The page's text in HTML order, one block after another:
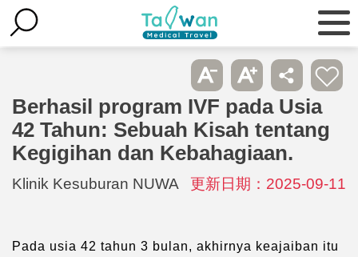
Berhasil program IVF pada Usia
42 Tahun: Sebuah Kisah tentang
Kegigihan dan Kebahagiaan.
Klinik Kesuburan NUWA 更新日期：2025-09-11
Pada usia 42 tahun 3 bulan, akhirnya keajaiban itu